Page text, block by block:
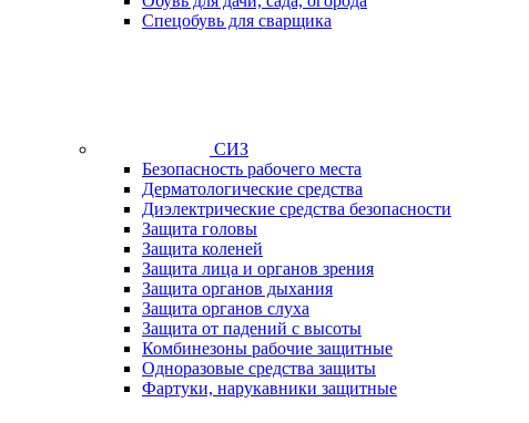
Спецобувь для сварщика
СИЗ
Безопасность рабочего места
Дерматологические средства
Диэлектрические средства безопасности
Защита головы
Защита коленей
Защита лица и органов зрения
Защита органов дыхания
Защита органов слуха
Защита от падений с высоты
Комбинезоны рабочие защитные
Одноразовые средства защиты
Фартуки, нарукавники защитные